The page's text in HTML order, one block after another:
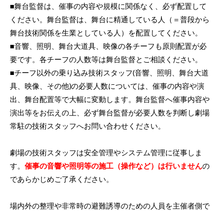
■舞台監督は、催事の内容や規模に関係なく、必ず配置して
ください。舞台監督は、舞台に精通している人（＝普段から
舞台技術関係を生業としている人）を配置してください。
■音響、照明、舞台大道具、映像の各チーフも原則配置が必
要です。各チーフの人数等は舞台監督とご相談ください。
■チーフ以外の乗り込み技術スタッフ(音響、照明、舞台大道
具、映像、その他)の必要人数については、催事の内容や演
出、舞台配置等で大幅に変動します。舞台監督へ催事内容や
演出等をお伝えの上、必ず舞台監督が必要人数を判断し劇場
常駐の技術スタッフへお問い合わせください。
劇場の技術スタッフは安全管理やシステム管理に従事しま
す。 催事の音響や照明等の施工（操作など）は行いませんの
であらかじめご了承ください。
場内外の整理や非常時の避難誘導のための人員を主催者側で